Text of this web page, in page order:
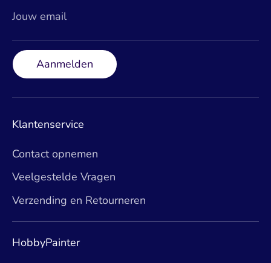
Jouw email
Aanmelden
Klantenservice
Contact opnemen
Veelgestelde Vragen
Verzending en Retourneren
HobbyPainter